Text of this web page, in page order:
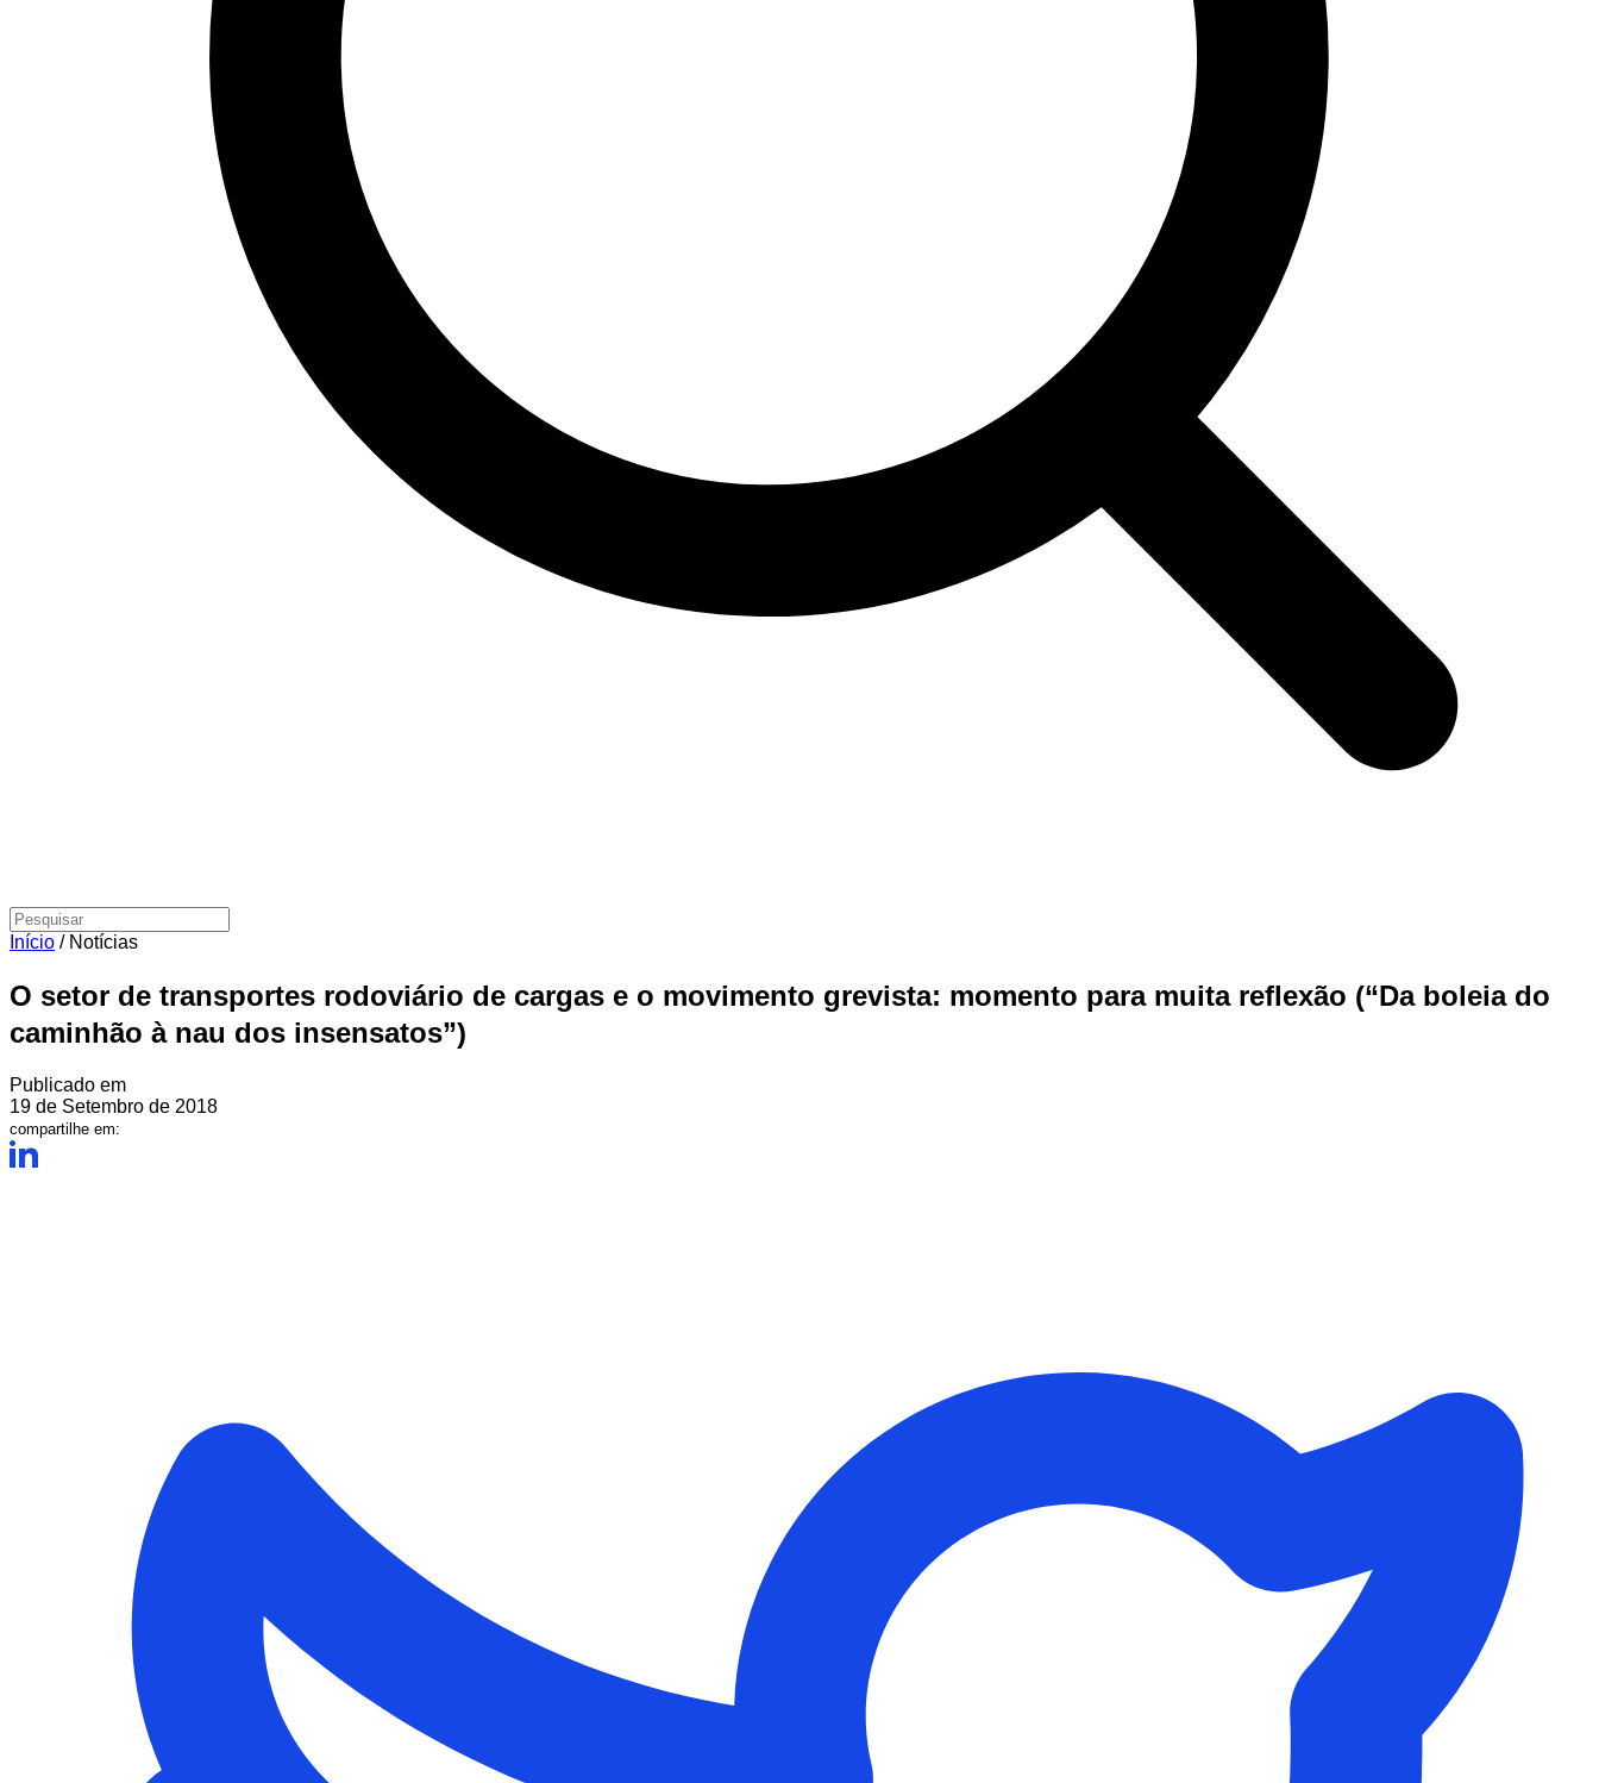
Início / Notícias
O setor de transportes rodoviário de cargas e o movimento grevista: momento para muita reflexão (“Da boleia do
caminhão à nau dos insensatos”)
Publicado em
19 de Setembro de 2018
compartilhe em: